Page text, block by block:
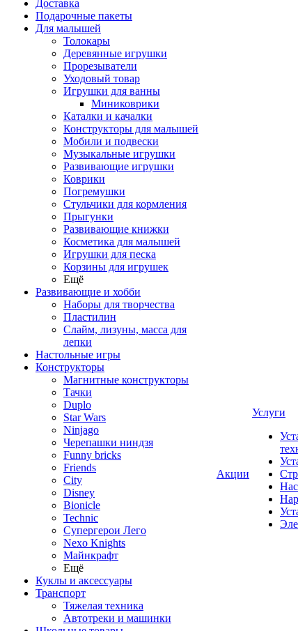
Доставка
Подарочные пакеты
Для малышей
Толокары
Деревянные игрушки
Прорезыватели
Уходовый товар
Игрушки для ванны
Миниковрики
Каталки и качалки
Конструкторы для малышей
Мобили и подвески
Музыкальные игрушки
Развивающие игрушки
Коврики
Погремушки
Стульчики для кормления
Прыгунки
Развивающие книжки
Косметика для малышей
Игрушки для песка
Корзины для игрушек
Ещё
Развивающие и хобби
Наборы для творчества
Пластилин
Слайм, лизуны, масса для
лепки
Настольные игры
Конструкторы
Магнитные конструкторы
Тачки
Duplo
Star Wars
Ninjago
Черепашки ниндзя
Funny bricks
Friends
City
Disney
Bionicle
Technic
Супергерои Лего
Nexo Knights
Майнкрафт
Ещё
Куклы и аксессуары
Транспорт
Тяжелая техника
Автотреки и машинки
Акции
Услуги